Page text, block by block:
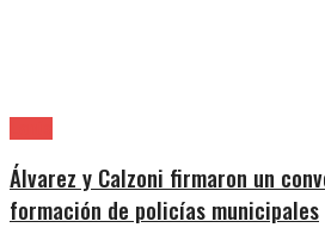
Álvarez y Calzoni firmaron un
formación de policías municipales